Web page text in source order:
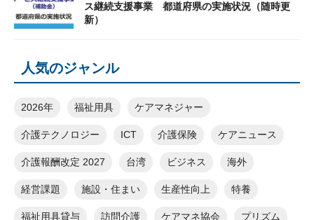
ス継続支援事業 都道府県の実施状況（随時更
新）
人気のジャンル
2026年 福祉用具 ケアマネジャー
介護テクノロジー ICT 介護保険 ケアニュース
介護報酬改定 2027 台湾 ビジネス 海外
経営課題 施設・住まい 生産性向上 特養
福祉用具貸与 訪問介護 ケアマネ協会 プリズム